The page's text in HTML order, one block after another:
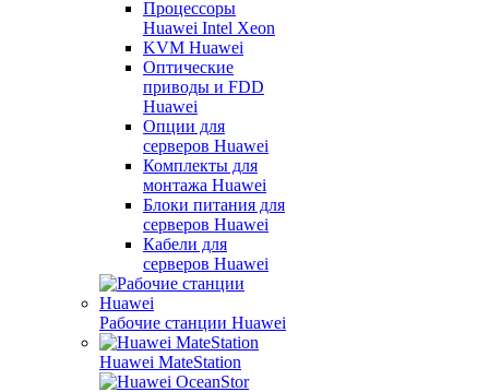
Процессоры
Huawei Intel Xeon
KVM Huawei
Оптические
приводы и FDD
Huawei
Опции для
серверов Huawei
Комплекты для
монтажа Huawei
Блоки питания для
серверов Huawei
Кабели для
серверов Huawei
Рабочие станции Huawei
Huawei MateStation